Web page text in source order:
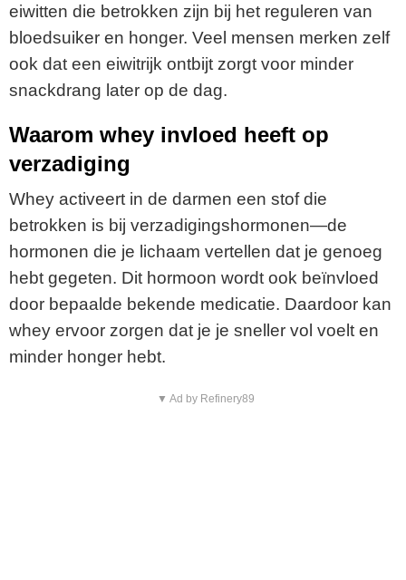
eiwitten die betrokken zijn bij het reguleren van
bloedsuiker en honger. Veel mensen merken zelf
ook dat een eiwitrijk ontbijt zorgt voor minder
snackdrang later op de dag.
Waarom whey invloed heeft op
verzadiging
Whey activeert in de darmen een stof die
betrokken is bij verzadigingshormonen—de
hormonen die je lichaam vertellen dat je genoeg
hebt gegeten. Dit hormoon wordt ook beïnvloed
door bepaalde bekende medicatie. Daardoor kan
whey ervoor zorgen dat je je sneller vol voelt en
minder honger hebt.
▼ Ad by Refinery89